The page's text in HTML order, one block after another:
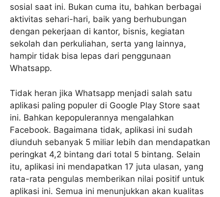
sosial saat ini. Bukan cuma itu, bahkan berbagai
aktivitas sehari-hari, baik yang berhubungan
dengan pekerjaan di kantor, bisnis, kegiatan
sekolah dan perkuliahan, serta yang lainnya,
hampir tidak bisa lepas dari penggunaan
Whatsapp.
Tidak heran jika Whatsapp menjadi salah satu
aplikasi paling populer di Google Play Store saat
ini. Bahkan kepopulerannya mengalahkan
Facebook. Bagaimana tidak, aplikasi ini sudah
diunduh sebanyak 5 miliar lebih dan mendapatkan
peringkat 4,2 bintang dari total 5 bintang. Selain
itu, aplikasi ini mendapatkan 17 juta ulasan, yang
rata-rata pengulas memberikan nilai positif untuk
aplikasi ini. Semua ini menunjukkan akan kualitas